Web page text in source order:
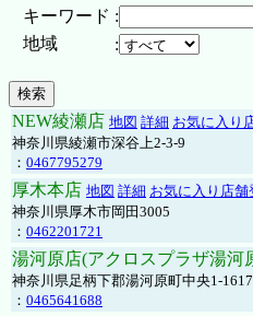
キーワード :
地域
:
NEW綾瀬店 地図 詳細 お気に入り
神奈川県綾瀬市深谷上2-3-9
： 0467795279
厚木本店 地図 詳細 お気に入り店舗
神奈川県厚木市岡田3005
： 0462201721
湯河原店(アクロスプラザ湯河
神奈川県足柄下郡湯河原町中央1-
： 0465641688